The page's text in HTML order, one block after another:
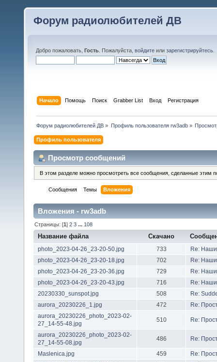
Форум радиолюбителей ДВ
Добро пожаловать, Гость . Пожалуйста, войдите или зарегистрируйтесь
Начало Помощь Поиск Grabber List Вход Регистрация
Форум радиолюбителей ДВ » Профиль пользователя rw3adb»
Профиль пользователя
Просмотр сообщений
В этом разделе можно просмотреть все сообщения, сделанные этим
Сообщения Темы Вложения
Вложения - rw3adb
Страницы: [1]2 3 ... 108
Название файла Скачано
photo_2023-04-26_23-20-50.jpg 733
Re:
photo_2023-04-26_23-20-18.jpg
702
Re:
photo_2023-04-26_23-20-36.jpg
729
Re:
photo_2023-04-26_23-20-43.jpg
716
Re:
20230330_sunspot.jpg
508
Re:
aurora_20230226_1.jpg
472
Re:
aurora_20230226_photo_2023-02-
27_14-55-48.jpg
510 Re:
aurora_20230226_photo_2023-02-
27_14-55-08.jpg
486 Re:
Maslenica.jpg 459
Re: